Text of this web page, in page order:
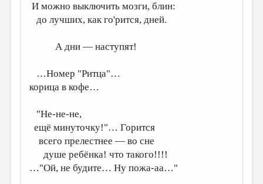
МЕДИА
ВКОНТАКТЕ
И можно выключить мозги, блин:
до лучших, как го'рится, дней.
А дни — наступят!
…Номер "Ритца"…
корица в кофе…
"Не-не-не,
ещё минуточку!"… Горится
всего прелестнее — во сне
душе ребёнка! что такого!!!!
…"Ой, не будите… Ну пожа-аа…"